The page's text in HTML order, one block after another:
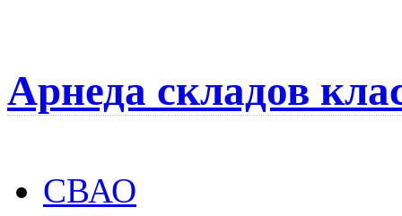
Арнеда складов
СВАО